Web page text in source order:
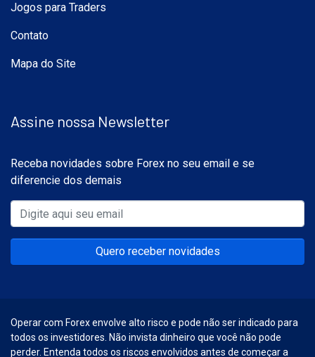
Jogos para Traders
Contato
Mapa do Site
Assine nossa Newsletter
Receba novidades sobre Forex no seu email e se
diferencie dos demais
Quero receber novidades
Operar com Forex envolve alto risco e pode não ser indicado para
todos os investidores. Não invista dinheiro que você não pode
perder. Entenda todos os riscos envolvidos antes de começar a